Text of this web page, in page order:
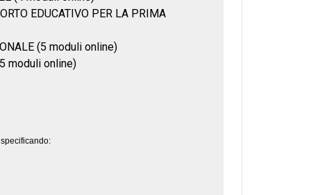
specificando: